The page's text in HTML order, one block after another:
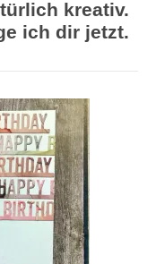
kreativ.
ich dir jetzt.